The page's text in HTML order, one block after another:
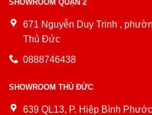
SHOWROOM QUẬN 2
671 Nguyễn Duy Trinh ,
Thủ Đức
0888746438
SHOWROOM THỦ ĐỨC
639 QL13, P. Hiệp Bình